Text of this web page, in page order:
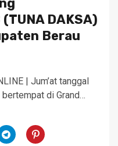
DAKSA)
Berau
| Jum’at tanggal
di Grand…